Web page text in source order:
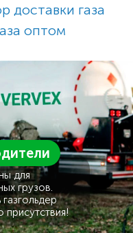
доставки газа
оптом
для
грузов.